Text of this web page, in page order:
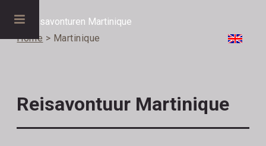
Home > Martinique
Reisavontuur Martinique